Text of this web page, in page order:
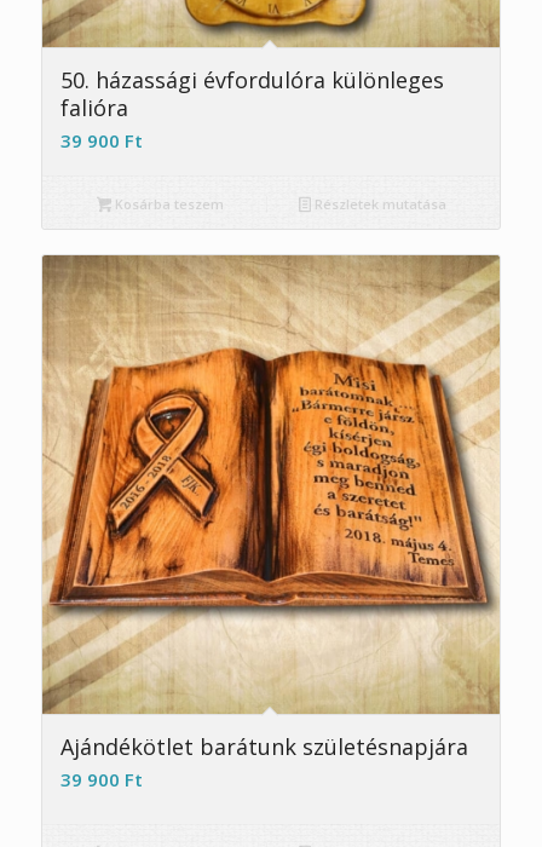
5.00
50. házassági évfordulóra különleges
falióra
39 900 Ft
Kosárba teszem Részletek mutatása
Ajándékötlet barátunk születésnapjára
39 900 Ft